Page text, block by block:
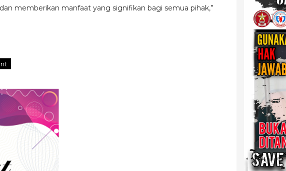
memberikan manfaat yang signifikan bagi semua pihak,”